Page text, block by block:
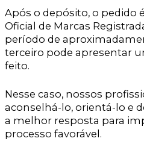
Após o depósito, o pedido
Oficial de Marcas
período de
terceiro pode apresentar
feito.
Nesse caso, nossos
aconselhá-lo, orientá-lo e
a melhor resposta para
processo favorável.